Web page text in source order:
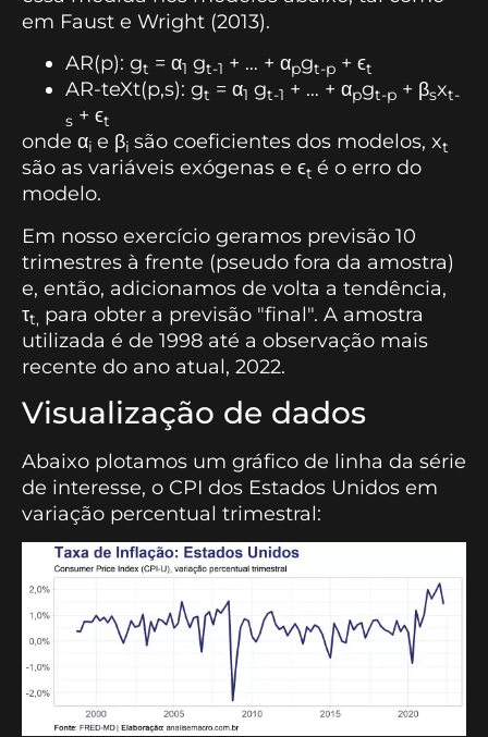
em Faust e Wright (2013).
AR(p): gt = α1 gt-1 + … + αpgt-p + ϵt
AR-teXt(p,s): gt = α1 gt-1 + … + αpgt-p + βsxt-
s + ϵt
onde αi e βi são coeficientes dos modelos, xt
são as variáveis exógenas e ϵt é o erro do
modelo.
Em nosso exercício geramos previsão 10
trimestres à frente (pseudo fora da amostra)
e, então, adicionamos de volta a tendência,
τt, para obter a previsão "final". A amostra
utilizada é de 1998 até a observação mais
recente do ano atual, 2022.
Visualização de dados
Abaixo plotamos um gráfico de linha da série
de interesse, o CPI dos Estados Unidos em
variação percentual trimestral: